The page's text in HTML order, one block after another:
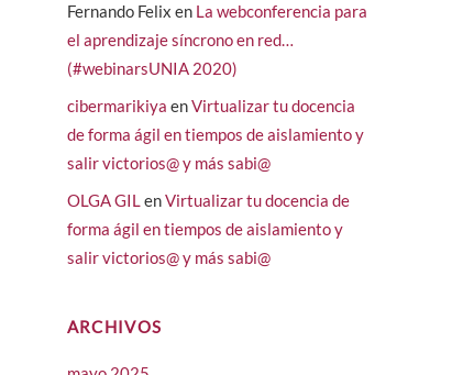
Fernando Felix en La webconferencia para
el aprendizaje síncrono en red…
(#webinarsUNIA 2020)
cibermarikiya enVirtualizar tu docencia
de forma ágil en tiempos de aislamiento y
salir victorios@ y más sabi@
OLGA GILenVirtualizar tu docencia de
forma ágil en tiempos de aislamiento y
salir victorios@ y más sabi@
ARCHIVOS